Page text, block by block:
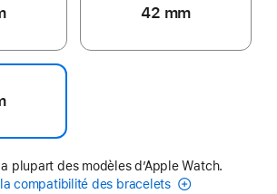
42 mm
plupart des modèles d’Apple Watch.
compatibilité des bracelets